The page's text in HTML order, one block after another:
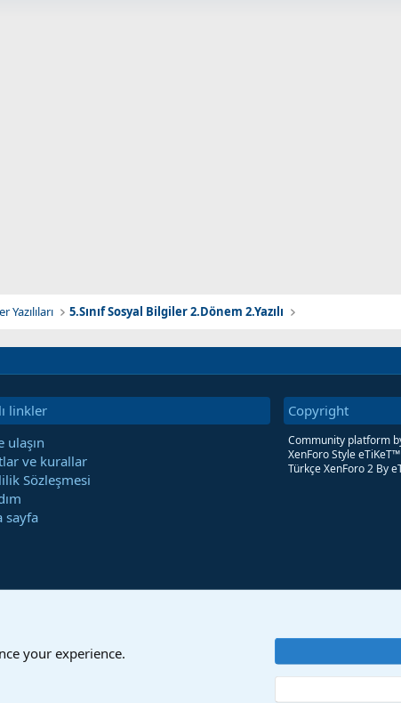
Yazılıları 5.Sınıf Sosyal Bilgiler 2.Dönem 2.Yazılı
linkler
ulaşın
ve kurallar
Sözleşmesi
sayfa
Copyright
Community platform
XenForo Style
Türkçe XenForo 2By
your experience.